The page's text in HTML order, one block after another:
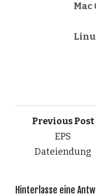
Mac
Previous Post
EPS
Dateiendung
Hinterlasse eine